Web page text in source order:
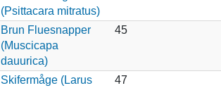
(Psittacara mitratus)
Brun Fluesnapper
(Muscicapa
dauurica)
45
Skifermåge (Larus
47